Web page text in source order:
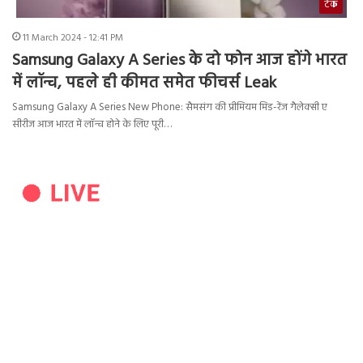
टेक
11 March 2024 - 12:41 PM
Samsung Galaxy A Series के दो फोन आज होंगे भारत
में लॉन्च, पहले ही कीमत समेत फीचर्स Leak
Samsung Galaxy A Series New Phone: सैमसंग की प्रीमियम मिड-रेंज गैलेक्सी ए
सीरीज आज भारत में लॉन्च होने के लिए पूरी…